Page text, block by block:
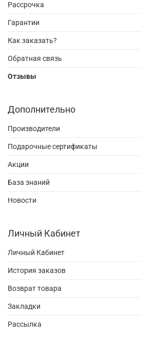
Рассрочка
Гарантии
Как заказать?
Обратная связь
Отзывы
Дополнительно
Производители
Подарочные сертификаты
Акции
База знаний
Новости
Личный Кабинет
Личный Кабинет
История заказов
Возврат товара
Закладки
Рассылка